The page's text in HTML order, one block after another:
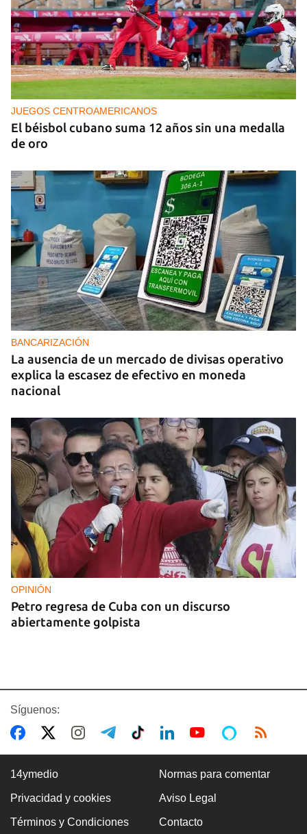
PODCAST
Cafecito informativo del viernes 7 de agosto de
2026
JUEGOS CENTROAMERICANOS
El béisbol cubano suma 12 años sin una medalla
de oro
BANCARIZACIÓN
La ausencia de un mercado de divisas operativo
explica la escasez de efectivo en moneda
nacional
OPINIÓN
Petro regresa de Cuba con un discurso
abiertamente golpista
14YMEDIO
Síguenos:
14ymedio Normas para comentar
Privacidad y cookies Aviso Legal
Términos y Condiciones Contacto